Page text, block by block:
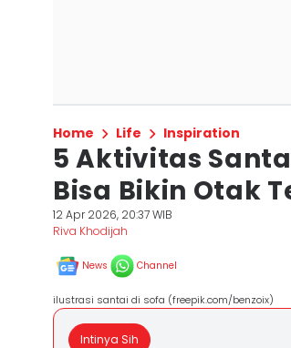
Home Life Inspiration
5 Aktivitas
Bisa Bikin Otak
12 Apr 2026, 20:37 WIB
Riva Khodijah
News Channel
ilustrasi santai di sofa (freepik.com/benzoix)
Intinya Sih